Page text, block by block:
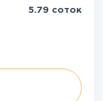
5.79 соток